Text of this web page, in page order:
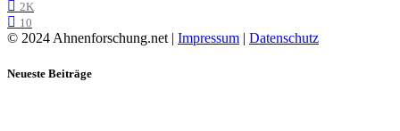
2K
10
© 2024 Ahnenforschung.net | Impressum Datenschutz
Neueste Beiträge